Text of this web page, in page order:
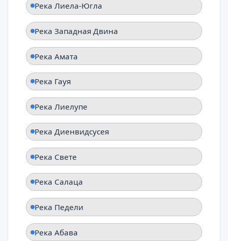
Река Лиела-Югла
Река Западная Двина
Река Амата
Река Гауя
Река Лиелупе
Река Диенвидсусея
Река Свете
Река Салаца
Река Педели
Река Абава